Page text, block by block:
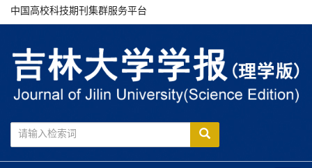
中国高校科技期刊集群服务平台